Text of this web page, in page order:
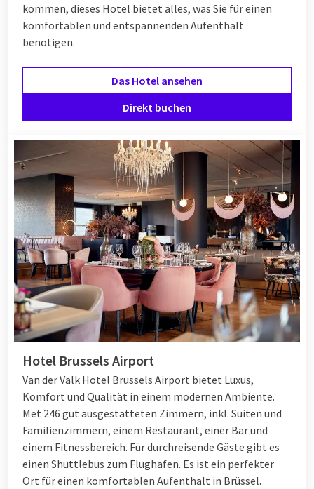
kommen, dieses Hotel bietet alles, was Sie für einen
komfortablen und entspannenden Aufenthalt
benötigen.
Das Hotel ansehen
Direkt buchen
Hotel Brussels Airport
Van der Valk Hotel Brussels Airport bietet Luxus,
Komfort und Qualität in einem modernen Ambiente.
Met 246 gut ausgestatteten Zimmern, inkl. Suiten und
Familienzimmern, einem Restaurant, einer Bar und
einem Fitnessbereich. Für durchreisende Gäste gibt es
einen Shuttlebus zum Flughafen. Es ist ein perfekter
Ort für einen komfortablen Aufenthalt in Brüssel.